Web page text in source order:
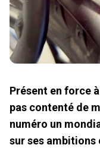
Présent en force à
pas contenté de
numéro un
sur ses